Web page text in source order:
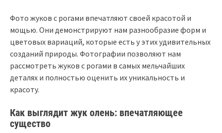
Фото жуков с рогами впечатляют своей красотой и
мощью. Они демонстрируют нам разнообразие форм и
цветовых вариаций, которые есть у этих удивительных
созданий природы. Фотографии позволяют нам
рассмотреть жуков с рогами в самых мельчайших
деталях и полностью оценить их уникальность и
красоту.
Как выглядит жук олень: впечатляющее
существо